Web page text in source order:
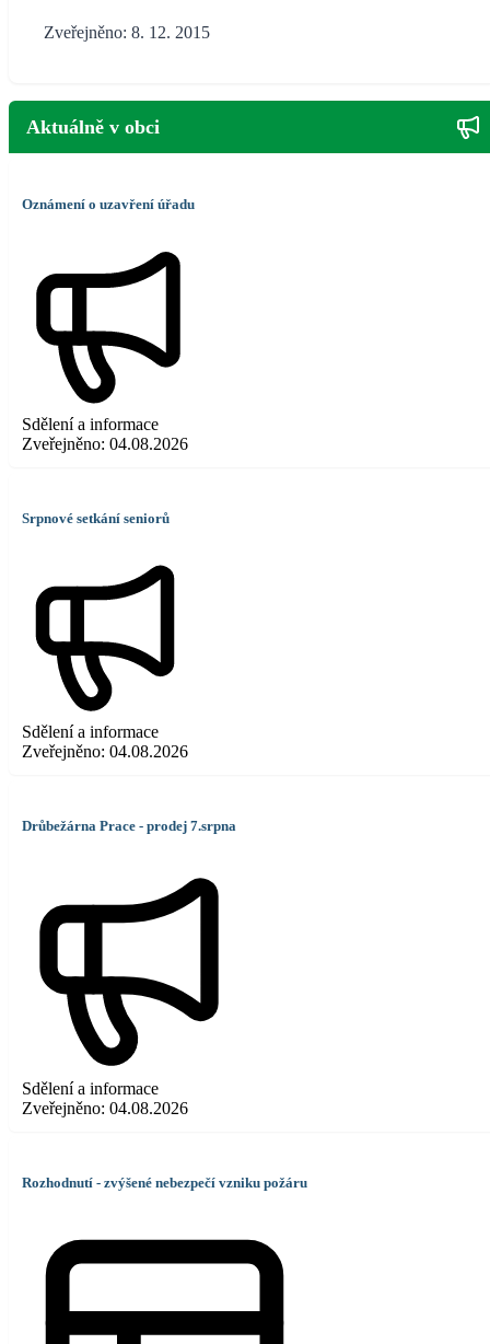
Zveřejněno: 8. 12. 2015
Aktuálně v obci
Oznámení o uzavření úřadu
Sdělení a informace
Zveřejněno: 04.08.2026
Srpnové setkání seniorů
Sdělení a informace
Zveřejněno: 04.08.2026
Drůbežárna Prace - prodej 7.srpna
Sdělení a informace
Zveřejněno: 04.08.2026
Rozhodnutí - zvýšené nebezpečí vzniku požáru